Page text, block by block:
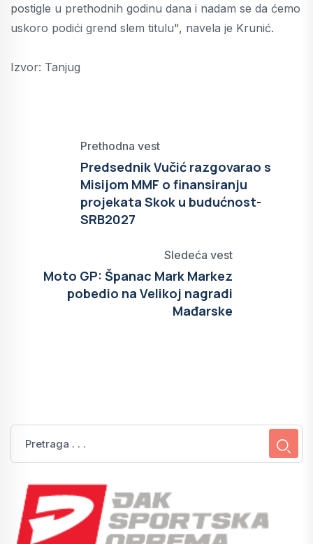
postigle u prethodnih godinu dana i nadam se da ćemo
uskoro podići grend slem titulu", navela je Krunić.
Izvor: Tanjug
Prethodna vest
Predsednik Vučić razgovarao s
Misijom MMF o finansiranju
projekata Skok u budućnost-
SRB2027
Sledeća vest
Moto GP: Španac Mark Markez
pobedio na Velikoj nagradi
Mađarske